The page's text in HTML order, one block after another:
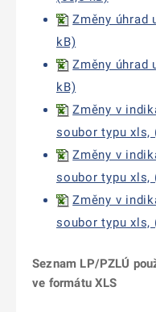
Změny úhrad
kB)
Změny úhrad
kB)
Změny v
soubor typu xls,
Změny v
soubor typu xls,
Změny v
soubor typu xls,
Seznam LP/PZLÚ
ve formátu XLS